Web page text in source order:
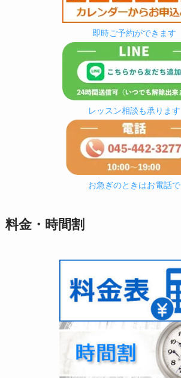
即時ご予約ができます
レッスン相談も承ります
お急ぎのときはお電話で
料金・時間割